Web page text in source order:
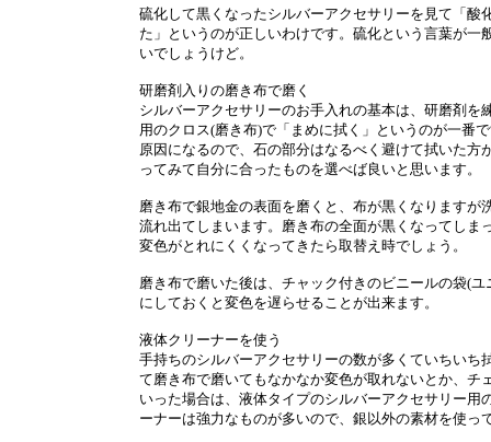
硫化して黒くなったシルバーアクセサリーを見て「
た」というのが正しいわけです。硫化という言葉が
いでしょうけど。
研磨剤入りの磨き布で磨く
シルバーアクセサリーのお手入れの基本は、研磨剤
用のクロス(磨き布)で「まめに拭く」というのが一番
原因になるので、石の部分はなるべく避けて拭いた
ってみて自分に合ったものを選べば良いと思います。
磨き布で銀地金の表面を磨くと、布が黒くなります
流れ出てしまいます。磨き布の全面が黒くなってし
変色がとれにくくなってきたら取替え時でしょう。
磨き布で磨いた後は、チャック付きのビニールの袋(
にしておくと変色を遅らせることが出来ます。
液体クリーナーを使う
手持ちのシルバーアクセサリーの数が多くていちい
て磨き布で磨いてもなかなか変色が取れないとか、
いった場合は、液体タイプのシルバーアクセサリー
ーナーは強力なものが多いので、銀以外の素材を使